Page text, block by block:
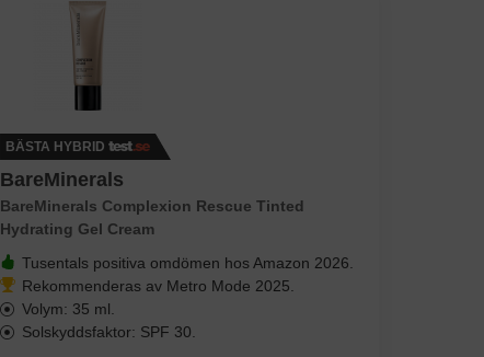
BÄSTA HYBRID
BareMinerals
BareMinerals Complexion Rescue Tinted
Hydrating Gel Cream
Tusentals positiva omdömen hos Amazon 2026.
Rekommenderas av Metro Mode 2025.
Volym: 35 ml.
Solskyddsfaktor: SPF 30.